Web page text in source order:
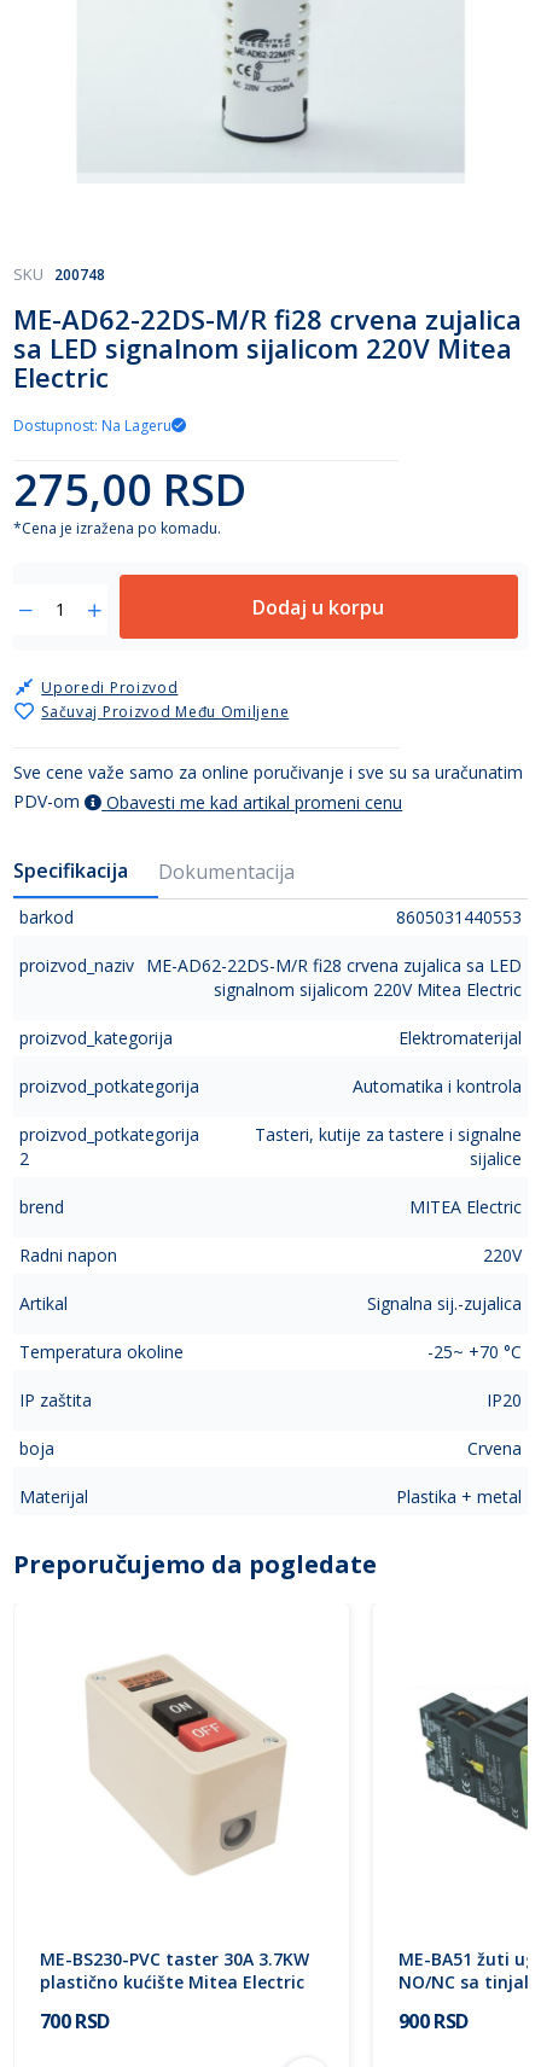
Skip
the
beginning
of
the
images
gallery
ME-AD62-22DS-M/R fi28 crvena zujalica
sa LED signalnom sijalicom 220V Mitea
Electric
SKU 200748
Dostupnost: Na Lageru
275,00 RSD
*Cena je izražena po komadu.
Dodaj u korpu
Sačuvaj Proizvod Među Omiljene
Uporedi Proizvod
Sve cene važe samo za online poručivanje i sve su sa uračunatim
PDV-om
Obavesti me kad artikal promeni cenu
Specifikacija Dokumentacija
barkod 8605031440553
proizvod_naziv ME-AD62-22DS-M/R fi28 crvena zujalica sa LED
signalnom sijalicom 220V Mitea Electric
proizvod_kategorija Elektromaterijal
proizvod_potkategorija Automatika i kontrola
proizvod_potkategorija
2
Tasteri, kutije za tastere i signalne
sijalice
brend MITEA Electric
Radni napon 220V
Artikal Signalna sij.-zujalica
Temperatura okoline -25~ +70 °C
IP zaštita IP20
boja Crvena
Materijal Plastika + metal
Preporučujemo da pogledate
ME-BS230-PVC taster 30A 3.7KW
plastično kućište Mitea Electric
700 RSD
ME-BA51 žuti
NO/NC sa
900 RSD